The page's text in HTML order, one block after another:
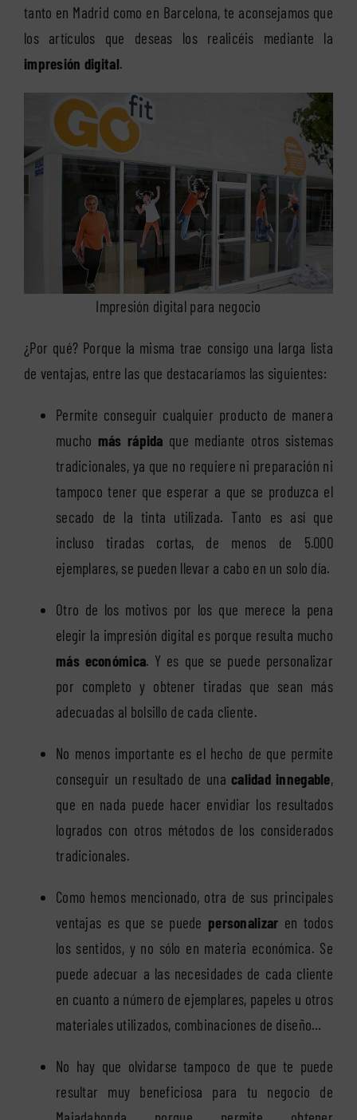
tanto en Madrid como en Barcelona, te aconsejamos que
los artículos que deseas los realicéis mediante la
impresión digital.
Impresión digital para negocio
¿Por qué? Porque la misma trae consigo una larga lista
de ventajas, entre las que destacaríamos las siguientes:
Permite conseguir cualquier producto de manera
mucho más rápida que mediante otros sistemas
tradicionales, ya que no requiere ni preparación ni
tampoco tener que esperar a que se produzca el
secado de la tinta utilizada. Tanto es así que
incluso tiradas cortas, de menos de 5.000
ejemplares, se pueden llevar a cabo en un solo día.
Otro de los motivos por los que merece la pena
elegir la impresión digital es porque resulta mucho
más económica. Y es que se puede personalizar
por completo y obtener tiradas que sean más
adecuadas al bolsillo de cada cliente.
No menos importante es el hecho de que permite
conseguir un resultado de una calidad innegable,
que en nada puede hacer envidiar los resultados
logrados con otros métodos de los considerados
tradicionales.
Como hemos mencionado, otra de sus principales
ventajas es que se puede personalizar en todos
los sentidos, y no sólo en materia económica. Se
puede adecuar a las necesidades de cada cliente
en cuanto a número de ejemplares, papeles u otros
materiales utilizados, combinaciones de diseño…
No hay que olvidarse tampoco de que te puede
resultar muy beneficiosa para tu negocio de